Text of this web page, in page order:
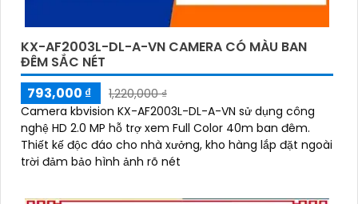
KX-AF2003L-DL-A-VN CAMERA CÓ MÀU BAN
ĐÊM SẮC NÉT
793,000 ₫
1,220,000 ₫
Camera kbvision KX-AF2003L-DL-A-VN sử dụng công
nghệ HD 2.0 MP hỗ trợ xem Full Color 40m ban đêm.
Thiết kế độc đáo cho nhà xưởng, kho hàng lắp đặt ngoài
trời đảm bảo hình ảnh rõ nét